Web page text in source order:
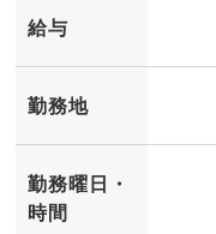
給与
勤務地
勤務曜日・
時間